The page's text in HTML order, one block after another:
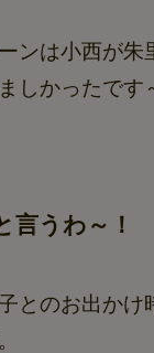
ンは小西が朱
しかったです
言うわ～！
とのお出かけ